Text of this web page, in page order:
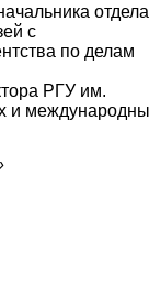
отдела
с
по делам
РГУ им.
и